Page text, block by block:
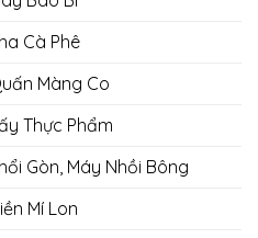
Cà Phê
Màng Co
Thực Phẩm
Gòn, Máy Nhồi Bông
Mí Lon